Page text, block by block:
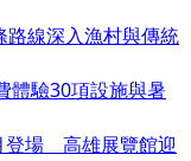
線深入漁村與傳統
驗30項設施與暑
登場 高雄展覽館迎